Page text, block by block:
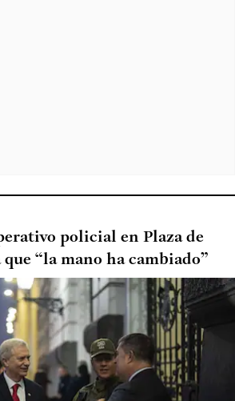
policial en Plaza de
“la mano ha cambiado”